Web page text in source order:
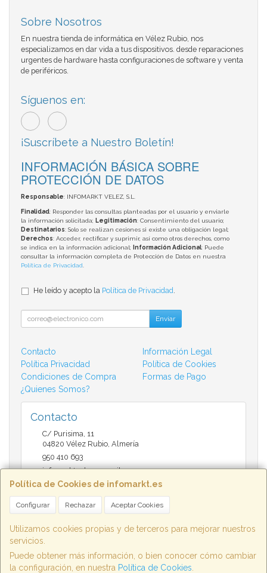
Política de Cookies de infomarkt.es
Configurar Rechazar Aceptar Cookies
Utilizamos cookies propias y de terceros para mejorar nuestros
servicios.
Puede obtener más información, o bien conocer cómo cambiar
la configuración, en nuestra Política de Cookies
Sobre Nosotros
En nuestra tienda de informática en Vélez Rubio, nos
especializamos en dar vida a tus dispositivos. desde reparaciones
urgentes de hardware hasta configuraciones de software y venta
de periféricos.
Síguenos en:
¡Suscríbete a Nuestro Boletín!
INFORMACIÓN BÁSICA SOBRE
PROTECCIÓN DE DATOS
Responsable: INFOMARKT VELEZ, S.L.
Finalidad: Responder las consultas planteadas por el usuario y enviarle
la información solicitada; Legitimación: Consentimiento del usuario;
Destinatarios: Solo se realizan cesiones si existe una obligación legal;
Derechos: Acceder, rectificar y suprimir, así como otros derechos, como
se indica en la información adicional;
Información Adicional: Puede
consultar la información completa de Protección de Datos en nuestra
Política de Privacidad
He leído y acepto la Política de Privacidad
Enviar
Contacto
Información Legal
Política Privacidad
Política de Cookies
Condiciones de Compra
Formas de Pago
¿Quienes Somos?
Contacto
C/ Purisima, 11
04820 Vélez Rubio Almería
950 410 693
infomarktvelez@gmail.com
Horario
9:30 a 14:00 y de 17:00 a 20:30
, , , , España. - C.I.F.: B04802658 - Tfno: